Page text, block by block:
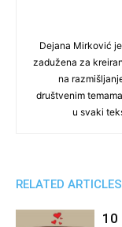
Dejana Mirković
zadužena za
na
društvenim
u svaki
RELATED ARTICLES
10